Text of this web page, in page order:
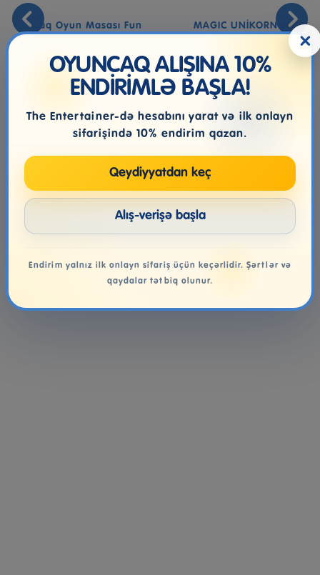
Uşaq Oyun Masası Fun
With Numbers XL Green
54.99₼
MAGIC UNİKORN
LUCIDALABBRA
7.99₼
×
OYUNCAQ ALIŞINA 10%
ENDİRİMLƏ BAŞLA!
The Entertainer-də hesabını yarat və ilk onlayn
sifarişində 10% endirim qazan.
Qeydiyyatdan keç
Alış-verişə başla
Endirim yalnız ilk onlayn sifariş üçün keçərlidir. Şərtlər və
qaydalar tətbiq olunur.